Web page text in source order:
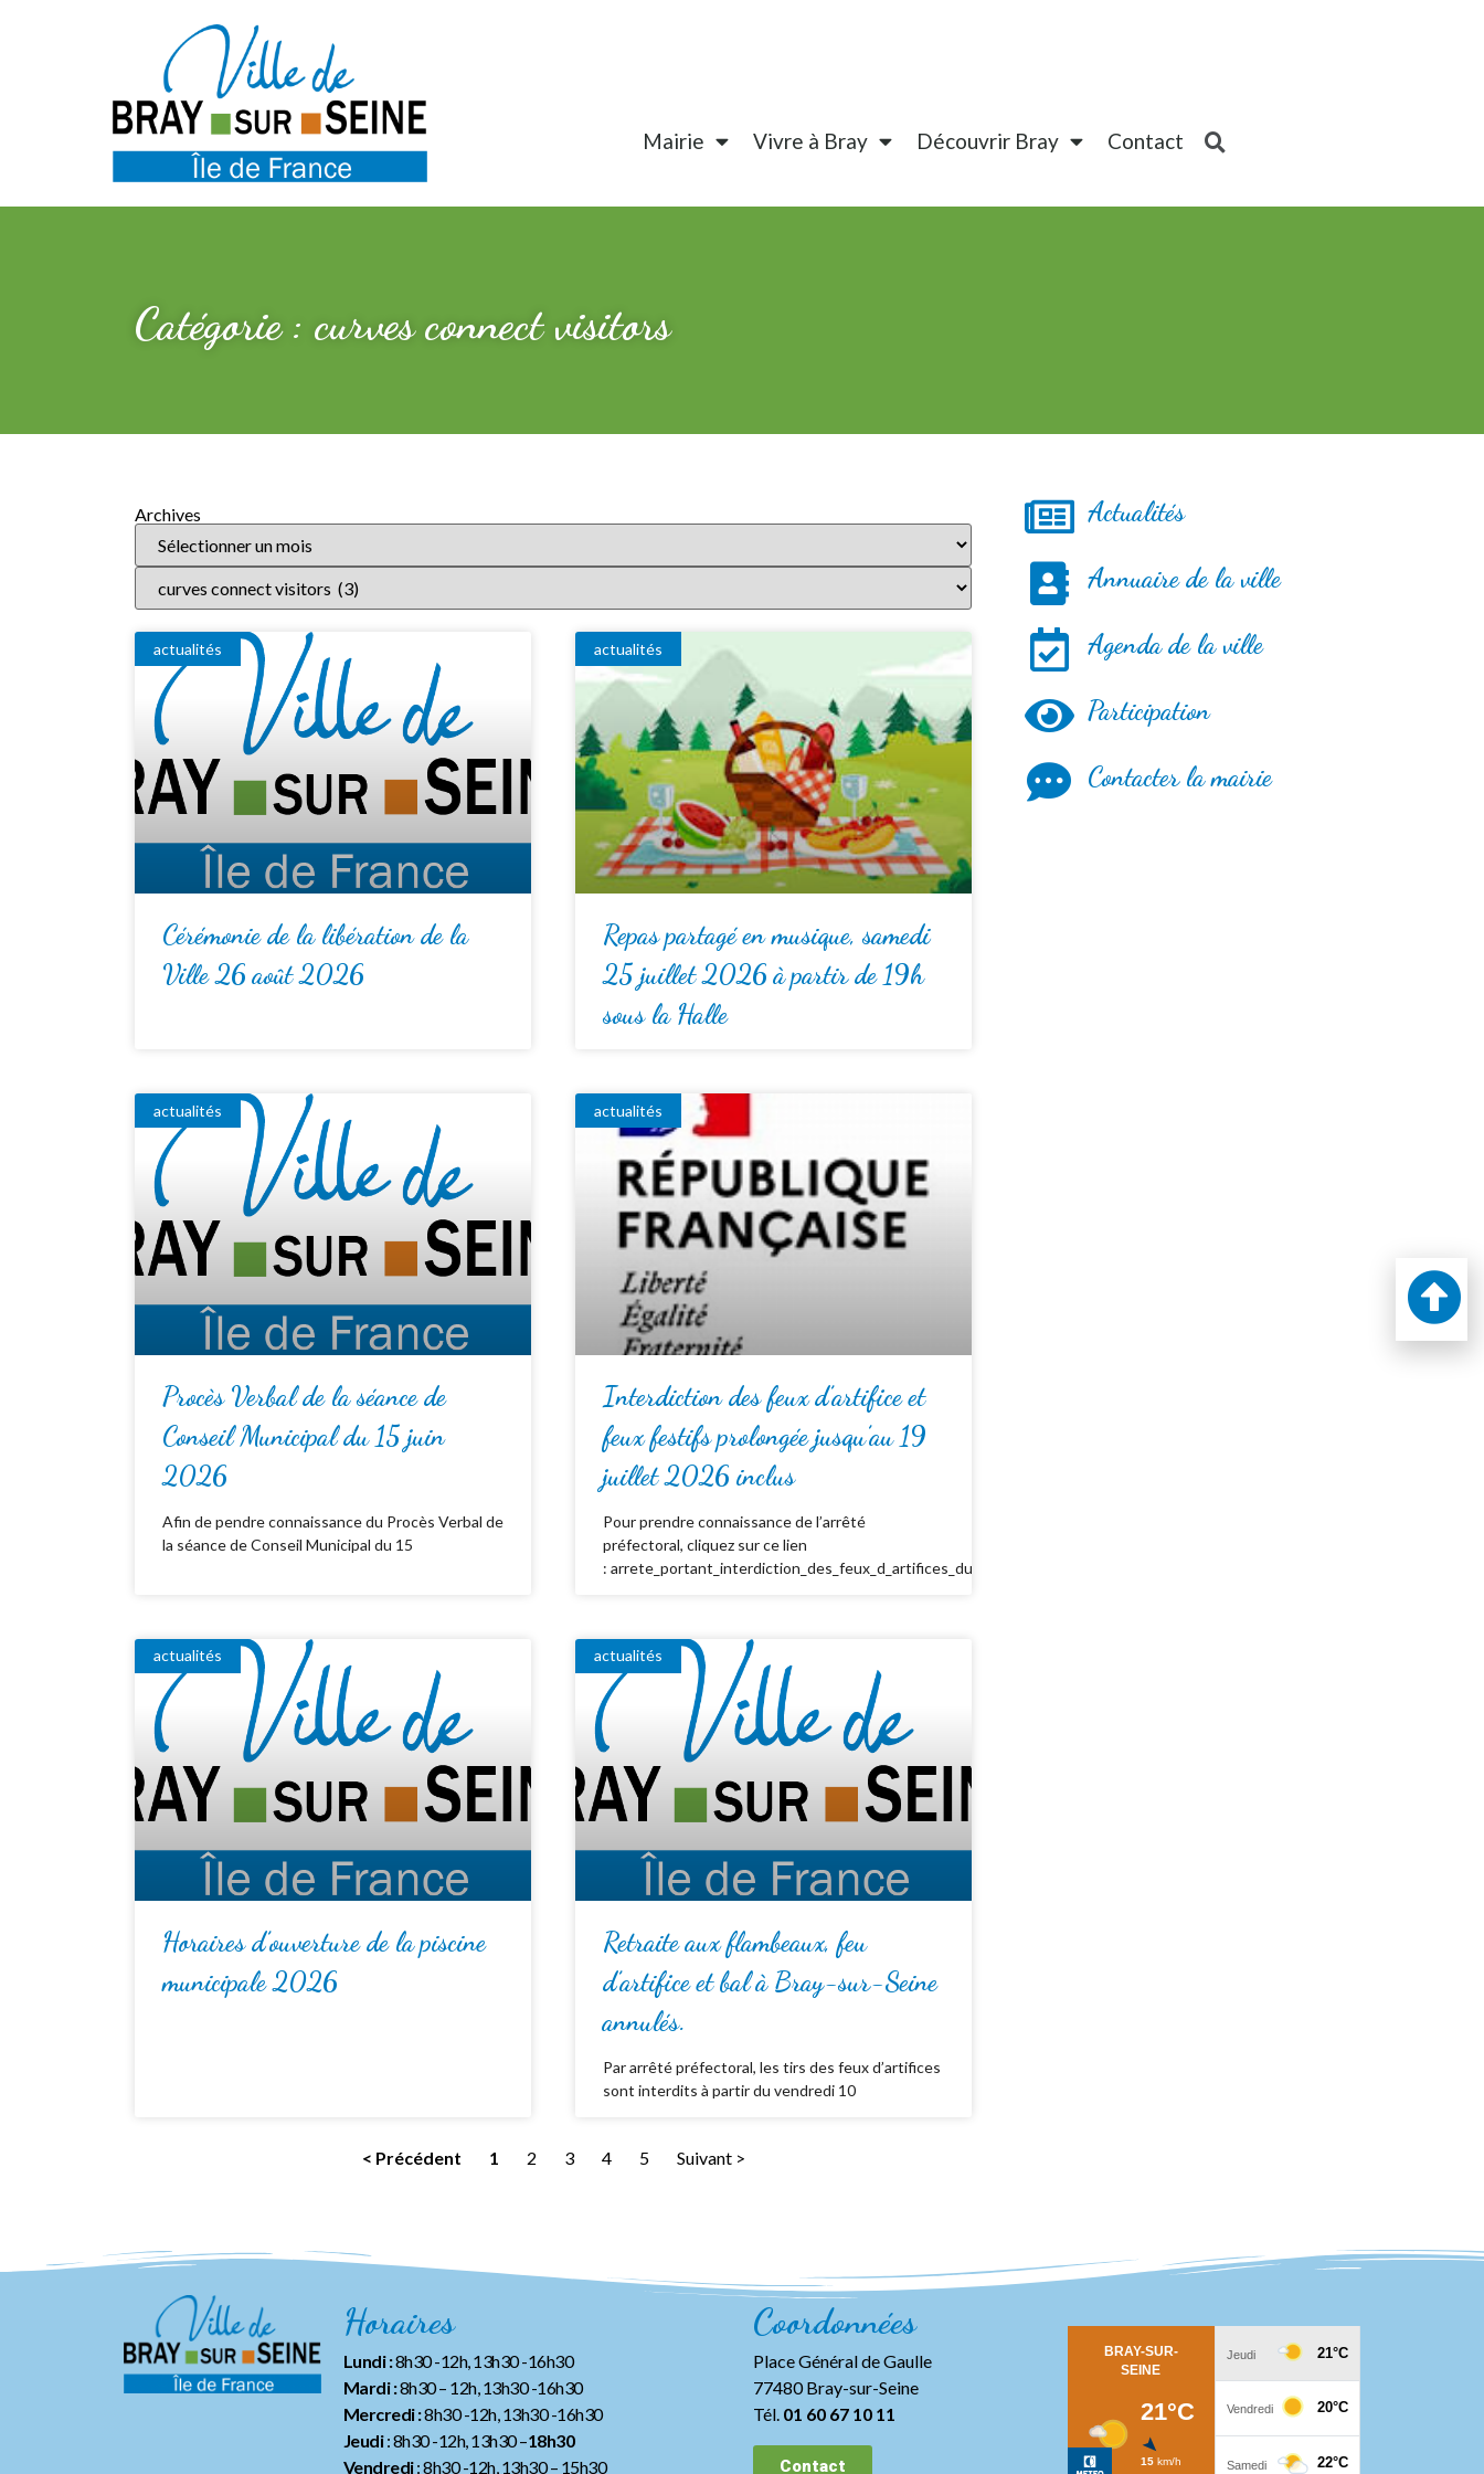
Mairie Vivre à Bray Découvrir Bray Contact
Catégorie : curves connect visitors
Archives
actualités
Cérémonie de la libération de la
Ville 26 août 2026
actualités
Repas partagé en musique, samedi
25 juillet 2026 à partir de 19h
sous la Halle
actualités
Procès Verbal de la séance de
Conseil Municipal du 15 juin
2026
Afin de pendre connaissance du Procès Verbal de
la séance de Conseil Municipal du 15
actualités
Interdiction des feux d’artifice et
feux festifs prolongée jusqu’au 19
juillet 2026 inclus
Pour prendre connaissance de l’arrêté
préfectoral, cliquez sur ce lien
: arrete_portant_interdiction_des_feux_d_artifices_du_15_au_19_juillet_2026
actualités
Horaires d’ouverture de la piscine
municipale 2026
actualités
Retraite aux flambeaux, feu
d’artifice et bal à Bray-sur-Seine
annulés.
Par arrêté préfectoral, les tirs des feux d’artifices
sont interdits à partir du vendredi 10
< Précédent 1 2 3 4 5 Suivant >
Actualités
Annuaire de la ville
Agenda de la ville
Participation
Contacter la mairie
Horaires
Lundi :8h30 -12h, 13h30 -16h30
Mardi :8h30 – 12h, 13h30 -16h30
Mercredi :8h30 -12h, 13h30 -16h30
Jeudi: 8h30 -12h, 13h30 –18h30
Vendredi: 8h30 -12h, 13h30– 15h30
Coordonnées
Place Général de Gaulle
77480 Bray-sur-Seine
Tél. 01 60 67 10 11
Contact